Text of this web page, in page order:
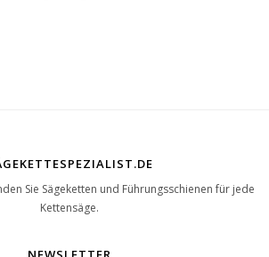
Sie Sägeketten und Führungsschienen für jede
Kettensäge.